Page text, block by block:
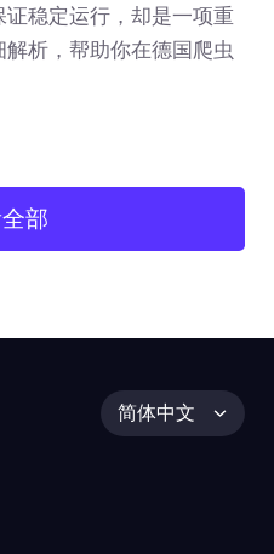
稳定运行，却是一项重
析，帮助你在德国爬虫
部
简体中文